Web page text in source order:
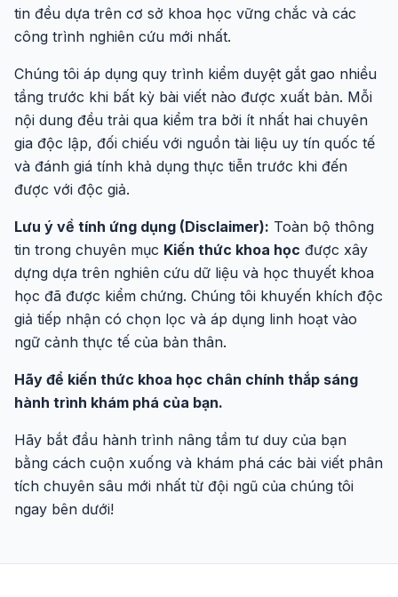
tin đều dựa trên cơ sở khoa học vững chắc và các
công trình nghiên cứu mới nhất.
Chúng tôi áp dụng quy trình kiểm duyệt gắt gao nhiều
tầng trước khi bất kỳ bài viết nào được xuất bản. Mỗi
nội dung đều trải qua kiểm tra bởi ít nhất hai chuyên
gia độc lập, đối chiếu với nguồn tài liệu uy tín quốc tế
và đánh giá tính khả dụng thực tiễn trước khi đến
được với độc giả.
Lưu ý về tính ứng dụng (Disclaimer): Toàn bộ thông
tin trong chuyên mục Kiến thức khoa học được xây
dựng dựa trên nghiên cứu dữ liệu và học thuyết khoa
học đã được kiểm chứng. Chúng tôi khuyến khích độc
giả tiếp nhận có chọn lọc và áp dụng linh hoạt vào
ngữ cảnh thực tế của bản thân.
Hãy để kiến thức khoa học chân chính thắp sáng
hành trình khám phá của bạn.
Hãy bắt đầu hành trình nâng tầm tư duy của bạn
bằng cách cuộn xuống và khám phá các bài viết phân
tích chuyên sâu mới nhất từ đội ngũ của chúng tôi
ngay bên dưới!